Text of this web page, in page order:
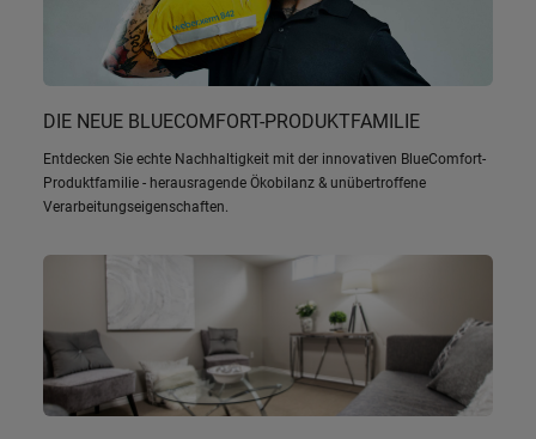
DIE NEUE BLUECOMFORT-PRODUKTFAMILIE
Entdecken Sie echte Nachhaltigkeit mit der innovativen BlueComfort-
Produktfamilie - herausragende Ökobilanz & unübertroffene
Verarbeitungseigenschaften.